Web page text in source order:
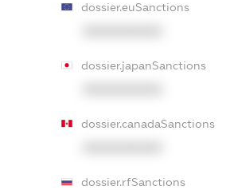
dossier.euSanctions
dossier.japanSanctions
dossier.canadaSanctions
dossier.rfSanctions